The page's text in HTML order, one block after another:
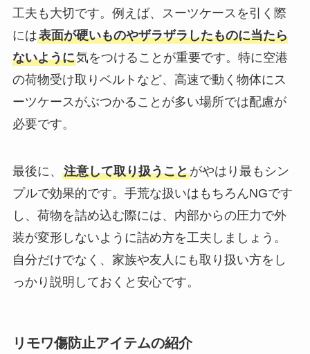
工夫も大切です。例えば、スーツケースを引く際
には表面が硬いものやザラザラしたものに当たら
ないように気をつけることが重要です。特に空港
の荷物受け取りベルトなど、高速で動く物体にス
ーツケースがぶつかることが多い場所では配慮が
必要です。
最後に、 注意して取り扱うことがやはり最もシン
プルで効果的です。手荒な扱いはもちろんNGです
し、荷物を詰め込む際には、内部からの圧力で外
装が変形しないように詰め方を工夫しましょう。
自分だけでなく、家族や友人にも取り扱い方をし
っかり説明しておくと安心です。
リモワ傷防止アイテムの紹介